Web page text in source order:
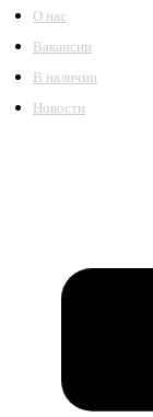
О нас
Вакансии
В наличии
Новости